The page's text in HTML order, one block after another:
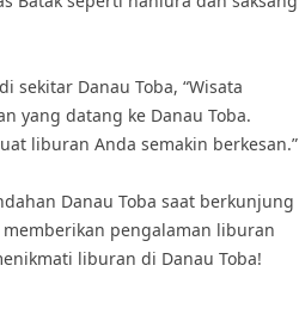
sekitar Danau Toba, “Wisata
yang datang ke Danau Toba.
liburan Anda semakin berkesan.”
Danau Toba saat berkunjung
pengalaman liburan
liburan di Danau Toba!